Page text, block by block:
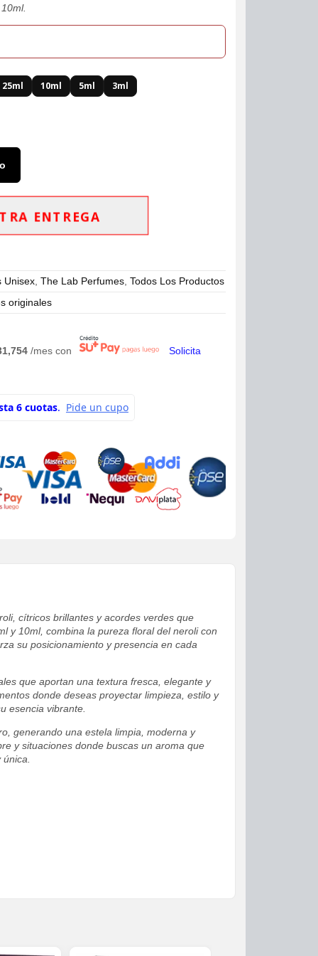
25ml 10ml 5ml 3ml
ENTREGA
Unisex ,The Lab Perfumes ,Todos Los Productos
originales
/mes con Solicita
cítricos brillantes y acordes verdes que
y 10ml, combina la pureza floral del neroli con
su posicionamiento y presencia en cada
que aportan una textura fresca, elegante y
donde deseas proyectar limpieza, estilo y
esencia vibrante.
generando una estela limpia, moderna y
y situaciones donde buscas un aroma que